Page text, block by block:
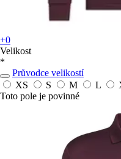
+0
Velikost
*
Průvodce velikostí
XS
S M L
Toto pole je povinné